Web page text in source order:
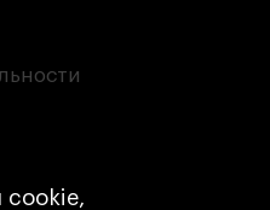
cookie,
господдержкой